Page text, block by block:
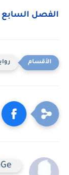
الفصل السابع